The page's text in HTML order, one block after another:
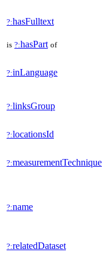
?:hasFulltext
is ?:hasPart of
?:inLanguage
?:linksGroup
?:locationsId
?:measurementTechnique
?:name
?:relatedDataset